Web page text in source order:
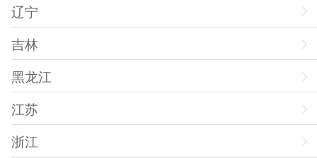
辽宁
吉林
黑龙江
江苏
浙江